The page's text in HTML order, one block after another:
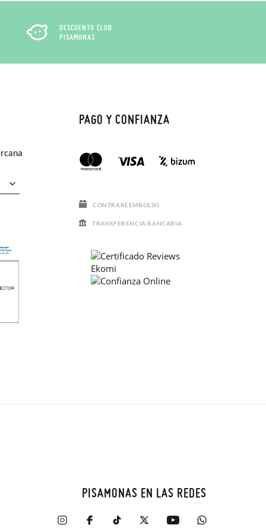
DESCUENTO CLUB
PISAMONAS
PAGO Y CONFIANZA
CONTRAREEMBOLSO
TRANSFERENCIA BANCARIA
PISAMONAS EN LAS REDES